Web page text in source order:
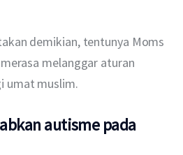
demikian, tentunya Moms
melanggar aturan
umat muslim.
autisme pada